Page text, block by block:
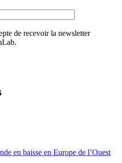
de recevoir la newsletter
en baisse en Europe de l’Ouest